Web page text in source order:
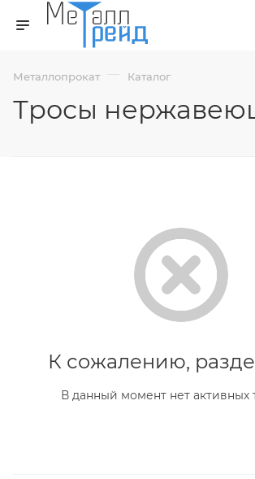
Металлопрокат — Каталог
Тросы
К сожалению,
В данный момент нет активных